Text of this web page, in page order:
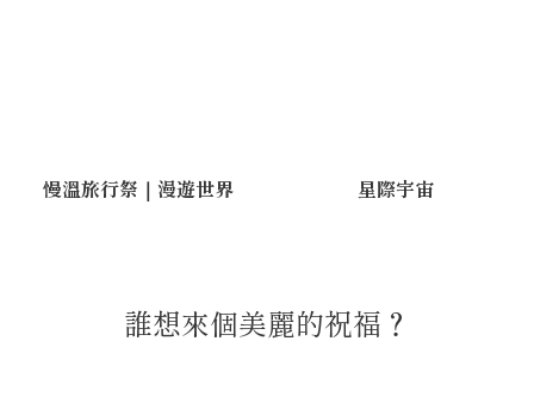
慢溫旅行祭｜漫遊世界 星際宇宙
誰想來個美麗的祝福？